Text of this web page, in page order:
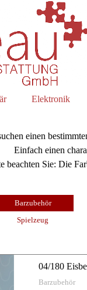
Elektronik
einen
Einfach einen
beachten Sie: Die
Barzubehör
Spielzeug
04/180
Barzubehör